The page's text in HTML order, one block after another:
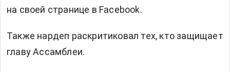
на своей странице в Facebook.
Также нардеп раскритиковал тех, кто защищает
главу Ассамблеи.